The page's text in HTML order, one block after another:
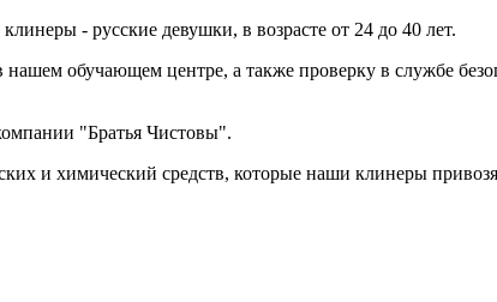
- русские девушки, в возрасте от 24 до 40 лет.
обучающем центре, а также проверку в службе
"Братья Чистовы".
и химический средств, которые наши клинеры